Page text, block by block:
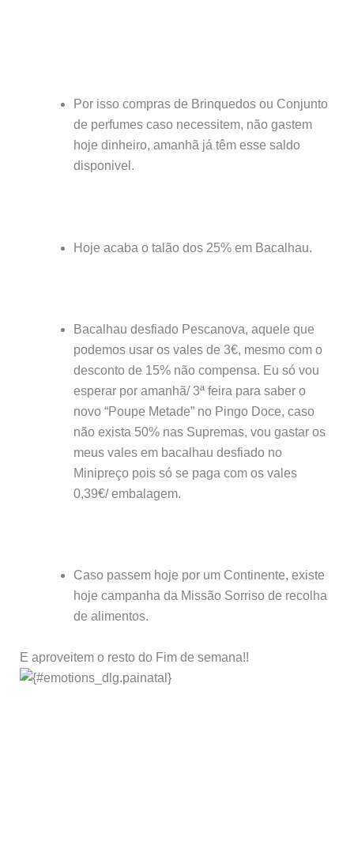
Por isso compras de Brinquedos ou Conjunto
de perfumes caso necessitem, não gastem
hoje dinheiro, amanhã já têm esse saldo
disponivel.
Hoje acaba o talão dos 25% em Bacalhau.
Bacalhau desfiado Pescanova, aquele que
podemos usar os vales de 3€, mesmo com o
desconto de 15% não compensa. Eu só vou
esperar por amanhã/ 3ª feira para saber o
novo “Poupe Metade” no Pingo Doce, caso
não exista 50% nas Supremas, vou gastar os
meus vales em bacalhau desfiado no
Minipreço pois só se paga com os vales
0,39€/ embalagem.
Caso passem hoje por um Continente, existe
hoje campanha da Missão Sorriso de recolha
de alimentos.
E aproveitem o resto do Fim de semana!!